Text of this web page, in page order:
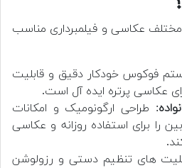
مختلف عکاسی و فیلمبرداری مناسب
فوکوس خودکار دقیق و قابلیت
عکاسی پرتره ایده آل است.
: طراحی ارگونومیک و امکانات
را برای استفاده روزانه و عکاسی
های تنظیم دستی و رزولوشن